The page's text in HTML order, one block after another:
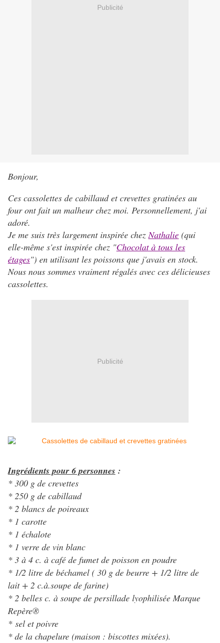
Publicité
Bonjour,
Ces cassolettes de cabillaud et crevettes gratinées au
four ont fait un malheur chez moi. Personnellement, j'ai
adoré.
Je me suis très largement inspirée chezNathalie (qui
elle-même s'est inspirée chez "Chocolat à tous les
étages") en utilisant les poissons que j'avais en stock.
Nous nous sommes vraiment régalés avec ces délicieuses
cassolettes.
Publicité
Ingrédients pour 6 personnes :
* 300 g de crevettes
* 250 g de cabillaud
* 2 blancs de poireaux
* 1 carotte
* 1 échalote
* 1 verre de vin blanc
* 3 à 4 c. à café de fumet de poisson en poudre
* 1/2 litre de béchamel ( 30 g de beurre + 1/2 litre de
lait + 2 c.à.soupe de farine)
* 2 belles c. à soupe de persillade lyophilisée Marque
Repère®
* sel et poivre
* de la chapelure (maison : biscottes mixées).